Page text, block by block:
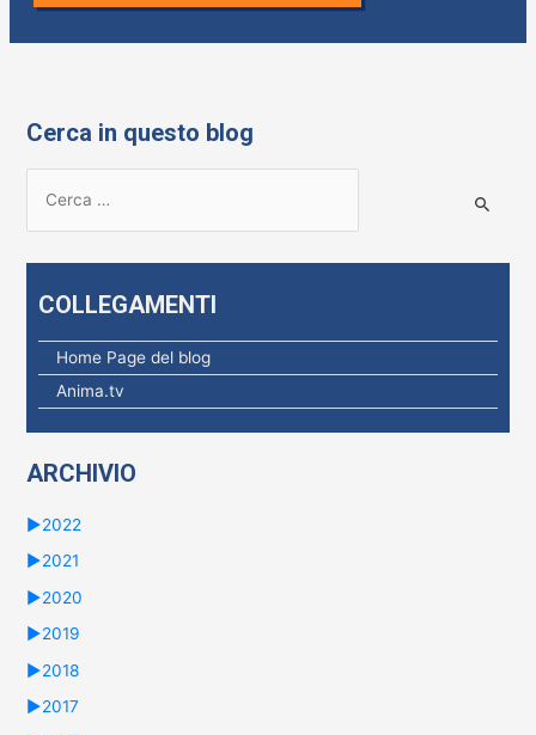
Cerca in questo blog
r
COLLEGAMENTI
Home Page del blog
Anima.tv
ARCHIVIO
►2022
►2021
►2020
►2019
►2018
►2017